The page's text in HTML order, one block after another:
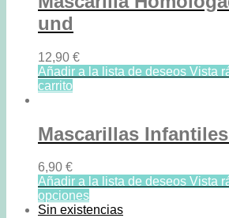
und
12,90 €
Añadir a la lista de deseos Vista
carrito
Mascarillas
6,90 €
Añadir a la lista de deseos Vista
opciones
Sin existencias